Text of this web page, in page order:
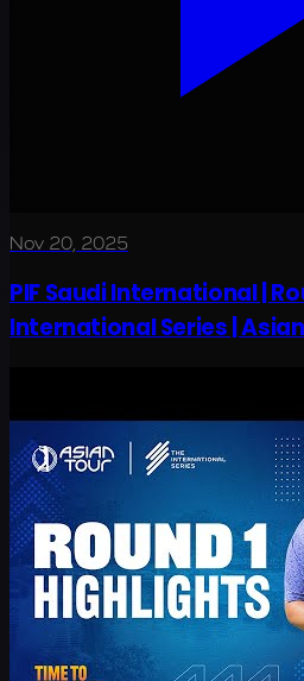
Nov 20, 2025
PIF Saudi International |
International Series |